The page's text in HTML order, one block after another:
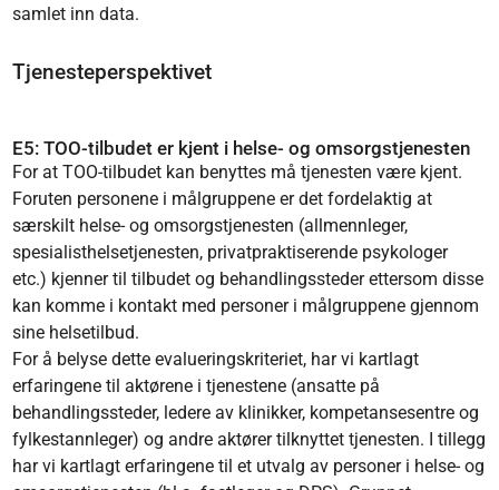
samlet inn data.
Tjenesteperspektivet
E5: TOO-tilbudet er kjent i helse- og omsorgstjenesten
For at TOO-tilbudet kan benyttes må tjenesten være kjent.
Foruten personene i målgruppene er det fordelaktig at
særskilt helse- og omsorgstjenesten (allmennleger,
spesialisthelsetjenesten, privatpraktiserende psykologer
etc.) kjenner til tilbudet og behandlingssteder ettersom disse
kan komme i kontakt med personer i målgruppene gjennom
sine helsetilbud.
For å belyse dette evalueringskriteriet, har vi kartlagt
erfaringene til aktørene i tjenestene (ansatte på
behandlingssteder, ledere av klinikker, kompetansesentre og
fylkestannleger) og andre aktører tilknyttet tjenesten. I tillegg
har vi kartlagt erfaringene til et utvalg av personer i helse- og